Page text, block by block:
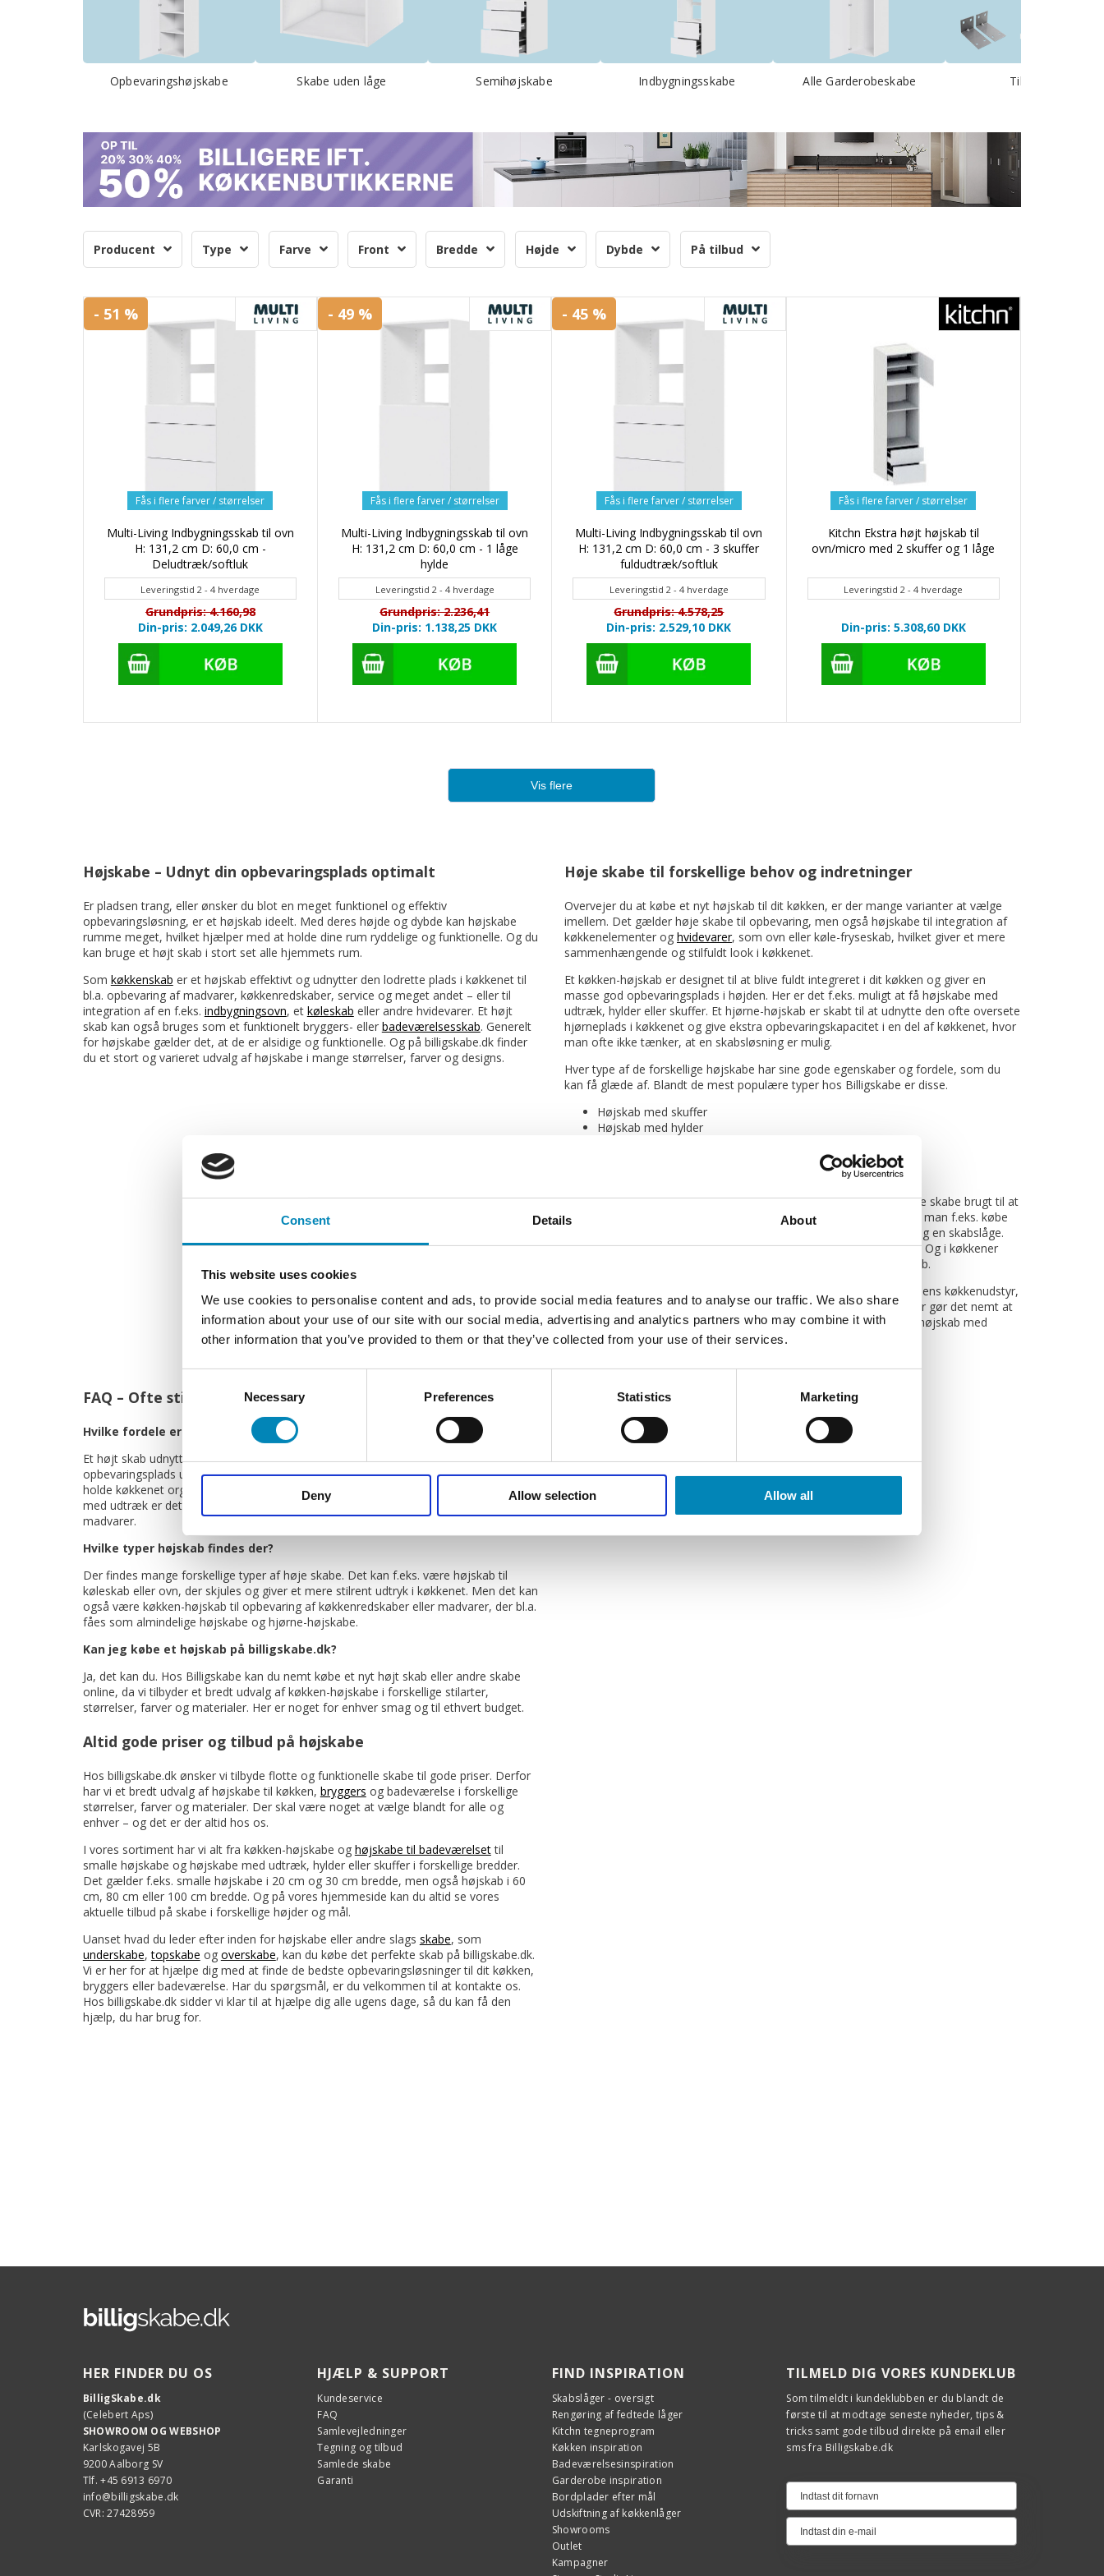
Consent Details About
This website uses cookies
We use cookies to personalise content and ads, to provide social media features and to analyse our traffic. We also share
information about your use of our site with our social media, advertising and analytics partners who may combine it with
other information that you’ve provided to them or that they’ve collected from your use of their services.
Selection
Necessary Preferences Statistics Marketing
Deny Allow selection Allow all
Opbevaringshøjskabe Skabe uden låge Semihøjskabe Indbygningsskabe Alle Garderobeskabe Tilbehør
Producent Type Farve Front Bredde Højde Dybde På tilbud
- 51 %
Fås i flere farver / størrelser
Multi-Living Indbygningsskab til ovn
H: 131,2 cm D: 60,0 cm -
Deludtræk/softluk
Leveringstid 2 - 4 hverdage
Grundpris: 4.160,98
Din-pris: 2.049,26 DKK
- 49 %
Fås i flere farver / størrelser
Multi-Living Indbygningsskab til ovn
H: 131,2 cm D: 60,0 cm - 1 låge
hylde
Leveringstid 2 - 4 hverdage
Grundpris: 2.236,41
Din-pris: 1.138,25 DKK
- 45 %
Fås i flere farver / størrelser
Multi-Living Indbygningsskab til ovn
H: 131,2 cm D: 60,0 cm - 3 skuffer
fuldudtræk/softluk
Leveringstid 2 - 4 hverdage
Grundpris: 4.578,25
Din-pris: 2.529,10 DKK
Fås i flere farver / størrelser
Kitchn Ekstra højt højskab til
ovn/micro med 2 skuffer og 1 låge
Leveringstid 2 - 4 hverdage
Din-pris: 5.308,60 DKK
Vis flere
Højskabe – Udnyt din opbevaringsplads optimalt
Er pladsen trang, eller ønsker du blot en meget funktionel og effektiv
opbevaringsløsning, er et højskab ideelt. Med deres højde og dybde kan højskabe
rumme meget, hvilket hjælper med at holde dine rum ryddelige og funktionelle. Og du
kan bruge et højt skab i stort set alle hjemmets rum.
Som køkkenskab er et højskab effektivt og udnytter den lodrette plads i køkkenet til
bl.a. opbevaring af madvarer, køkkenredskaber, service og meget andet – eller til
integration af en f.eks. indbygningsovn, et køleskab eller andre hvidevarer. Et højt
skab kan også bruges som et funktionelt bryggers- eller badeværelsesskab. Generelt
for højskabe gælder det, at de er alsidige og funktionelle. Og på billigskabe.dk finder
du et stort og varieret udvalg af højskabe i mange størrelser, farver og designs.
Høje skabe til forskellige behov og indretninger
Overvejer du at købe et nyt højskab til dit køkken, er der mange varianter at vælge
imellem. Det gælder høje skabe til opbevaring, men også højskabe til integration af
køkkenelementer og hvidevarer, som ovn eller køle-fryseskab, hvilket giver et mere
sammenhængende og stilfuldt look i køkkenet.
Et køkken-højskab er designet til at blive fuldt integreret i dit køkken og giver en
masse god opbevaringsplads i højden. Her er det f.eks. muligt at få højskabe med
udtræk, hylder eller skuffer. Et hjørne-højskab er skabt til at udnytte den ofte oversete
hjørneplads i køkkenet og give ekstra opbevaringskapacitet i en del af køkkenet, hvor
man ofte ikke tænker, at en skabsløsning er mulig.
Hver type af de forskellige højskabe har sine gode egenskaber og fordele, som du
kan få glæde af. Blandt de mest populære typer hos Billigskabe er disse.
Højskab med skuffer
Højskab med hylder
I mange hjem med en moderne køkkenindretning ser man ofte høje skabe brugt til at
skjule forskellige hvidevarer for at skabe et stilrent look. Derfor kan man f.eks. købe
højskab til ovn og højskab til køleskab, som skjuler hvidevarerne bag en skabslåge.
Det er en smart og stilfuld løsning, som vinder mere og mere frem. Og i køkkener
med begrænset plads kan et smalt højskab også være et oplagt køb.
Skal dit køkken-højskab udelukkende bruges til opbevaring af alverdens køkkenudstyr,
madvarer m.m., kan højskabe med udtræk være en god løsning, der gør det nemt at
håndtere de opbevarede genstande. Men du kan også overveje et højskab med
hylder eller et højskab med skuffer, som et praktisk alternativ.
FAQ – Ofte stillede spørgsmål om høje skabe
Hvilke fordele er der ved højskabe i køkkenet?
Et højt skab udnytter den lodrette plads i køkkenet, hvilket giver masser af
opbevaringsplads uden at optage for meget gulvplads. De høje skabe hjælper med at
holde køkkenet organiseret og ryddeligt, og med smarte løsninger som højskabe
med udtræk er det nemt at få adgang til de opbevarede køkkenredskaber eller
madvarer.
Hvilke typer højskab findes der?
Der findes mange forskellige typer af høje skabe. Det kan f.eks. være højskab til
køleskab eller ovn, der skjules og giver et mere stilrent udtryk i køkkenet. Men det kan
også være køkken-højskab til opbevaring af køkkenredskaber eller madvarer, der bl.a.
fåes som almindelige højskabe og hjørne-højskabe.
Kan jeg købe et højskab på billigskabe.dk?
Ja, det kan du. Hos Billigskabe kan du nemt købe et nyt højt skab eller andre skabe
online, da vi tilbyder et bredt udvalg af køkken-højskabe i forskellige stilarter,
størrelser, farver og materialer. Her er noget for enhver smag og til ethvert budget.
Altid gode priser og tilbud på højskabe
Hos billigskabe.dk ønsker vi tilbyde flotte og funktionelle skabe til gode priser. Derfor
har vi et bredt udvalg af højskabe til køkken, bryggers og badeværelse i forskellige
størrelser, farver og materialer. Der skal være noget at vælge blandt for alle og
enhver – og det er der altid hos os.
I vores sortiment har vi alt fra køkken-højskabe og højskabe til badeværelsettil
smalle højskabe og højskabe med udtræk, hylder eller skuffer i forskellige bredder.
Det gælder f.eks. smalle højskabe i 20 cm og 30 cm bredde, men også højskab i 60
cm, 80 cm eller 100 cm bredde. Og på vores hjemmeside kan du altid se vores
aktuelle tilbud på skabe i forskellige højder og mål.
Uanset hvad du leder efter inden for højskabe eller andre slags skabe, som
underskabe,topskabe og overskabe, kan du købe det perfekte skab på billigskabe.dk.
Vi er her for at hjælpe dig med at finde de bedste opbevaringsløsninger til dit køkken,
bryggers eller badeværelse. Har du spørgsmål, er du velkommen til at kontakte os.
Hos billigskabe.dk sidder vi klar til at hjælpe dig alle ugens dage, så du kan få den
hjælp, du har brug for.
HER FINDER DU OS
BilligSkabe.dk
(Celebert Aps)
SHOWROOM OG WEBSHOP
Karlskogavej 5B
9200 Aalborg SV
Tlf. +45 6913 6970
info@billigskabe.dk
CVR: 27428959
HJÆLP & SUPPORT
Kundeservice
FAQ
Samlevejledninger
Tegning og tilbud
Samlede skabe
Garanti
FIND INSPIRATION
Skabslåger - oversigt
Rengøring af fedtede låger
Kitchn tegneprogram
Køkken inspiration
Badeværelsesinspiration
Garderobe inspiration
Bordplader efter mål
Udskiftning af køkkenlåger
Showrooms
Outlet
Kampagner
TILMELD DIG VORES KUNDEKLUB
Som tilmeldt i kundeklubben er du blandt de
første til at modtage seneste nyheder, tips &
tricks samt gode tilbud direkte på email eller
sms fra Billigskabe.dk